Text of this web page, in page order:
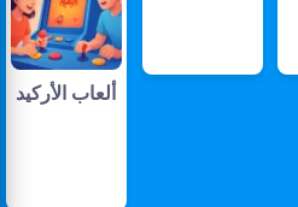
ألعاب الأركيد